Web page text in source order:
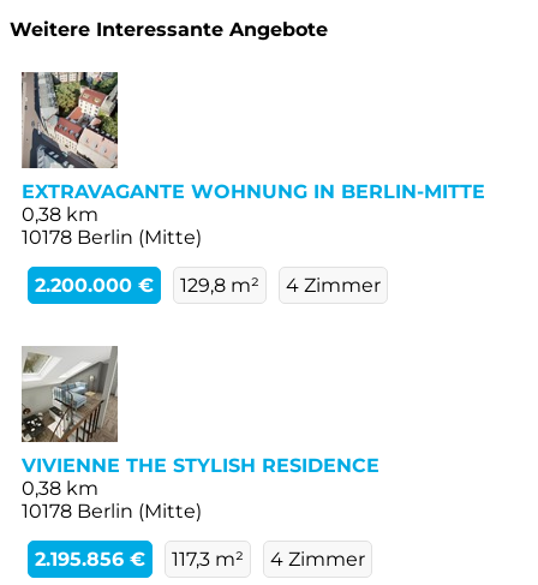
Weitere Interessante Angebote
EXTRAVAGANTE WOHNUNG IN BERLIN-MITTE
0,38 km
10178 Berlin (Mitte)
2.200.000 € 129,8 m² 4 Zimmer
VIVIENNE THE STYLISH RESIDENCE
0,38 km
10178 Berlin (Mitte)
2.195.856 € 117,3 m² 4 Zimmer